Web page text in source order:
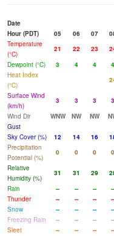
Date
Hour (PDT)
05 06 07
Temperature
(°C)
21 22 23
Dewpoint (°C)
3 4 4 4
Heat Index
(°C)
Surface Wind
(km/h)
3 3 3 3
Wind Dir
WNW NW NW
Gust
Sky Cover (%)
12 14 16
Precipitation
Potential (%)
0 0 0 0
Relative
Humidity (%)
31 31 29
Rain
-- -- -- --
Thunder
-- -- -- --
Snow
-- -- -- --
Freezing Rain
-- -- -- --
Sleet
-- -- -- --